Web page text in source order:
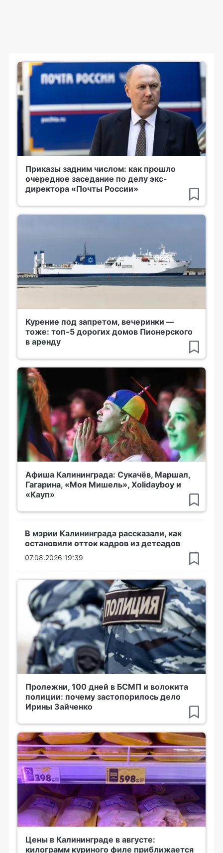
Приказы задним числом: как прошло
очередное заседание по делу экс-
директора «Почты России»
Курение под запретом, вечеринки —
тоже: топ-5 дорогих домов Пионерского
в аренду
Афиша Калининграда: Сукачёв, Маршал,
Гагарина, «Моя Мишель», Xolidayboy и
«Кауп»
В мэрии Калининграда рассказали, как
остановили отток кадров из детсадов
07.08.2026 19:39
Пролежни, 100 дней в БСМП и волокита
полиции: почему застопорилось дело
Ирины Зайченко
Цены в Калининграде в августе:
килограмм куриного филе приближается